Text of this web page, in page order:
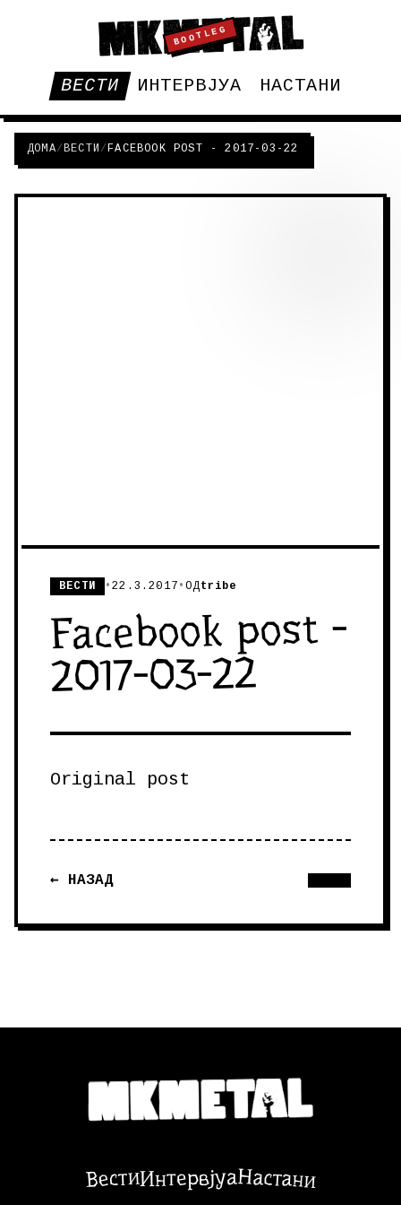
BOOTLEG
ВЕСТИ ИНТЕРВЈУА НАСТАНИ
ДОМА/ВЕСТИ /FACEBOOK POST - 2017-03-22
ВЕСТИ •22.3.2017 •ОДtribe
Facebook post -
2017-03-22
Original post
← НАЗАД
ВестиИнтервјуаНастани